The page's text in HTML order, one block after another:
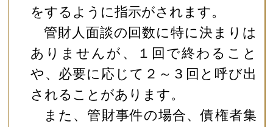
をするように指示がされます。
管財人面談の回数に特に決まりは
ありませんが、１回で終わること
や、必要に応じて２～３回と呼び出
されることがあります。
また、管財事件の場合、債権者集